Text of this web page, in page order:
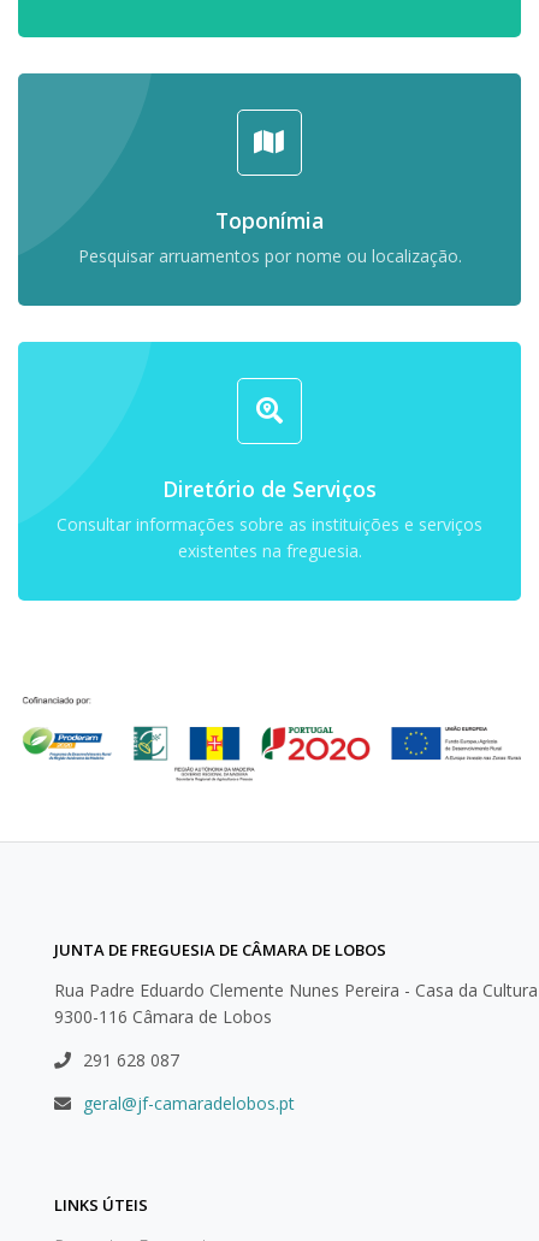
Toponímia
Pesquisar arruamentos por nome ou localização.
Diretório de Serviços
Consultar informações sobre as instituições e serviços
existentes na freguesia.
JUNTA DE FREGUESIA DE CÂMARA DE LOBOS
Rua Padre Eduardo Clemente Nunes Pereira - Casa da Cultura
9300-116 Câmara de Lobos
291 628 087
geral@jf-camaradelobos.pt
LINKS ÚTEIS